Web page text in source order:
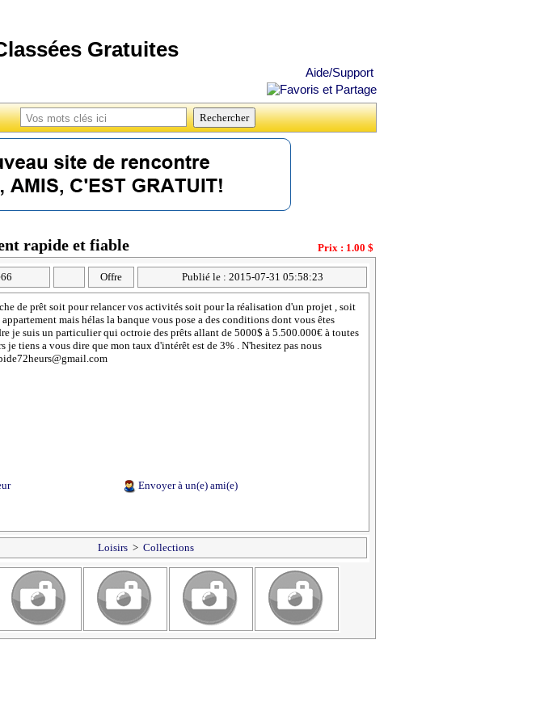
Gratuites
Aide/Support
rapide et fiable Prix : 1.00 $
Offre Publié le : 2015-07-31 05:58:23
de prêt soit pour relancer vos activités soit pour la réalisation d'un projet , soit
mais hélas la banque vous pose a des conditions dont vous êtes
je suis un particulier qui octroie des prêts allant de 5000$ à 5.500.000€ à toutes
je tiens a vous dire que mon taux d'intérêt est de 3% . N'hesitez pas nous
Envoyer à un(e) ami(e)
Loisirs > Collections